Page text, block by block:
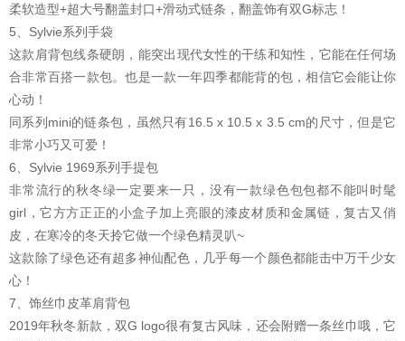
柔软造型+超大号翻盖封口+滑动式链条，翻盖饰有双G标志！
5、Sylvie系列手袋
这款肩背包线条硬朗，能突出现代女性的干练和知性，它能在任何场
合非常百搭一款包。也是一款一年四季都能背的包，相信它会能让你
心动！
同系列mini的链条包，虽然只有16.5 x 10.5 x 3.5 cm的尺寸，但是它
非常小巧又可爱！
6、Sylvie 1969系列手提包
非常流行的秋冬绿一定要来一只，没有一款绿色包包都不能叫时髦
girl，它方方正正的小盒子加上亮眼的漆皮材质和金属链，复古又俏
皮，在寒冷的冬天拎它做一个绿色精灵叭~
这款除了绿色还有超多神仙配色，几乎每一个颜色都能击中万千少女
心！
7、饰丝巾皮革肩背包
2019年秋冬新款，双G logo很有复古风味，还会附赠一条丝巾哦，它